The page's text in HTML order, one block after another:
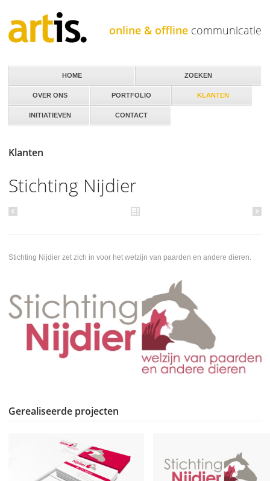
online & offline communicatie
Klanten
Stichting Nijdier
Stichting Nijdier zet zich in voor het welzijn van paarden en andere dieren.
Gerealiseerde projecten
HOME
OVER ONS PORTFOLIO KLANTEN
INITIATIEVEN CONTACT
ZOEKEN